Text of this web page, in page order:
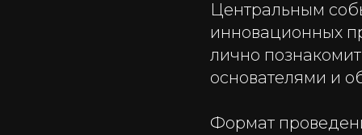
Центральным
инновационных
лично
основателями и
Формат